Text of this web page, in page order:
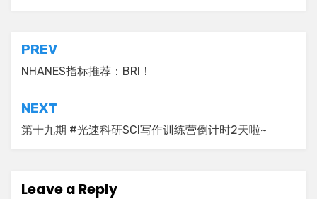
Post
navigation
PREV
NHANES指标推荐：BRI！
NEXT
第十九期 #光速科研SCI写作训练营倒计时2天啦~
Leave a Reply